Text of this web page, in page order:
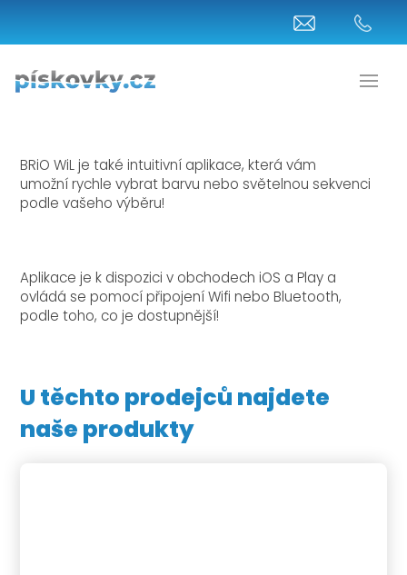
BRiO WiL je také intuitivní aplikace, která vám
umožní rychle vybrat barvu nebo světelnou sekvenci
podle vašeho výběru!
Aplikace je k dispozici v obchodech iOS a Play a
ovládá se pomocí připojení Wifi nebo Bluetooth,
podle toho, co je dostupnější!
U těchto prodejců najdete
naše produkty